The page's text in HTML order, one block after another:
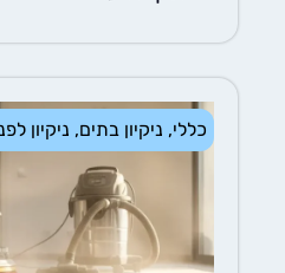
ניקיון בתים,ניקיון לפני אכלוס,